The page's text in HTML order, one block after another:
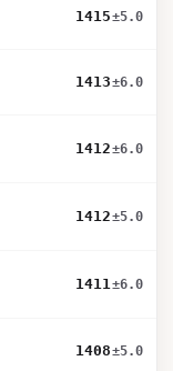
1415±5.0
1413±6.0
1412±6.0
1412±5.0
1411±6.0
1408±5.0